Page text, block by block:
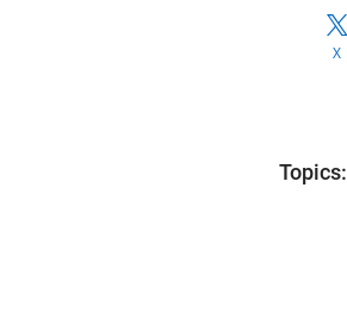
X
Topics: